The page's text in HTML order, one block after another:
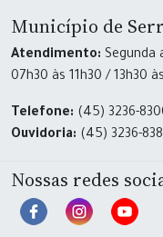
Município de
Atendimento:
07h30 às 11h30 / 13h30
Telefone: (45) 3236-
Ouvidoria: (45) 3236-
Nossas redes